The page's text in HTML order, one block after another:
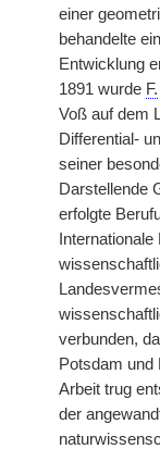
einer
behandelte
Entwicklung
1891 wurde F.
Voß auf dem
Differential-
seiner
Darstellende
erfolgte
verbunden,
Potsdam und
Arbeit trug
der